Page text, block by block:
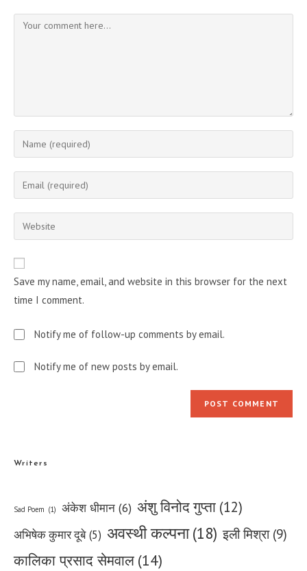
Comment
Enter
your
name
comment
Enter
your
email
address
Enter
your
URL
(optional)
Save my name, email, and website in this browser for the next
time I comment.
Notify me of follow-up comments by email.
Notify me of new posts by email.
Writers
Sad Poem (1) अंकेश धीमान (6) अंशु विनोद गुप्ता (12)
अभिषेक कुमार दूबे (5) अवस्थी कल्पना (18) इली मिश्रा (9)
कालिका प्रसाद सेमवाल (14)